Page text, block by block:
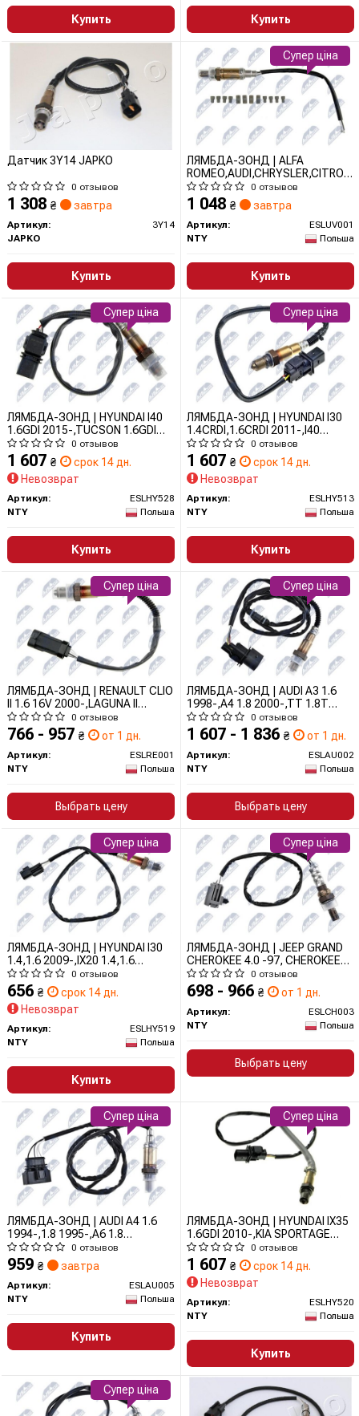
Купить Купить
Датчик 3Y14 JAPKO
0 отзывов
1 308 ₴ завтра
Артикул:
3Y14
JAPKO
Купить
ЛЯМБДА-ЗОНД | ALFA
ESLUV001 NTY0 отзывов
1 048 ₴ завтра
Артикул:
ESLUV001
NTY
Польша
Купить
Супер ціна
ЛЯМБДА-ЗОНД | HYUNDAI I40
1.6GDI 2015-,TUCSON 1.6GDI
2015-,VELOSTER 1.6GDI
2014-,KIA CEED 1.6GDI
2015-,SOUL 1.6GDI
2014-,SPORTAGE 1.6GDI
2015-/REGULACYJNA/
ESLHY528 NTY
0 отзывов
1 607 ₴
срок 14 дн.
Невозврат
Артикул:
ESLHY528
NTY
Польша
Купить
Супер ціна
ЛЯМБДА-ЗОНД | HYUNDAI I30
1.4CRDI,1.6CRDI 2011-,I40
1.7CRDI 2011-,IX35 1.7CRDI
2010-,KIA CEED 1.6CRDI
2012-,OPTIMA 1.7CRDI
2011-/REGULACYJNA/
ESLHY513 NTY
0 отзывов
1 607 ₴
срок 14 дн.
Невозврат
Артикул:
ESLHY513
NTY
Польша
Купить
Супер ціна
ЛЯМБДА-ЗОНД | RENAULT CLIO
II 1.6 16V 2000-,LAGUNA II
1.6,1.8,2.0
2001-/DIAGNOSTYCZNA/,2.0IDE
2001-/REGULACYJNA I
DIAGNOSTYCZNA/ ESLRE001
NTY
0 отзывов
766 - 957 ₴ от 1 дн.
Артикул:
ESLRE001
NTY
Польша
Выбрать цену
Супер ціна
ЛЯМБДА-ЗОНД | AUDI A3 1.6
1998-,A4 1.8 2000-,TT 1.8T
2000-,SKODA OCTAVIA 1.6
2000-,VW GOLF IV 1.6
1999-/REGULACYJNA/
ESLAU002 NTY
0 отзывов
1 607 - 1 836 ₴ от 1 дн.
Артикул:
ESLAU002
NTY
Польша
Выбрать цену
Супер ціна
ЛЯМБДА-ЗОНД | HYUNDAI I30
1.4,1.6 2009-,IX20 1.4,1.6
2010-,KIA SOUL 1.6
2009-/REGULACYJNA I
DIAGNOSTYCZNA/ ESLHY519
NTY
0 отзывов
656 ₴
срок 14 дн.
Невозврат
Артикул:
ESLHY519
NTY
Польша
Купить
Супер ціна
ЛЯМБДА-ЗОНД | JEEP GRAND
CHEROKEE 4.0 -97, CHEROKEE
4.0 97-99, WRANGLER 97-00
/REGULACYJNA/
ESLCH003 NTY
0 отзывов
698 - 966 ₴ от 1 дн.
Артикул:
ESLCH003
NTY
Польша
Выбрать цену
Супер ціна
ЛЯМБДА-ЗОНД | AUDI A4 1.6
1994-,1.8 1995-,A6 1.8
1997-,VW PASSAT 1.6,1.8
1996-/REGULACYJNA/
ESLAU005 NTY
0 отзывов
959 ₴ завтра
Артикул:
ESLAU005
NTY
Польша
Купить
Супер ціна
ЛЯМБДА-ЗОНД | HYUNDAI IX35
1.6GDI 2010-,KIA SPORTAGE
1.6GDI 2010-/REGULACYJNA/
ESLHY520 NTY
0 отзывов
1 607 ₴
срок 14 дн.
Невозврат
Артикул:
ESLHY520
NTY
Польша
Купить
Супер ціна
Супер ціна